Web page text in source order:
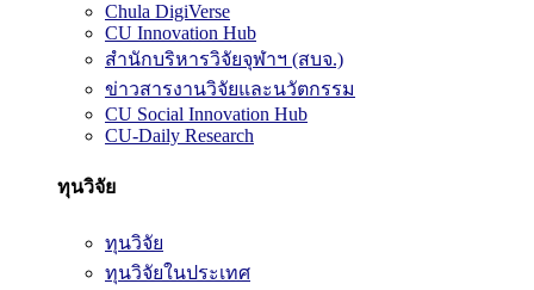
Chula DigiVerse
CU Innovation Hub
สำนักบริหารวิจัยจุฬาฯ (สบจ.)
ข่าวสารงานวิจัยและนวัตกรรม
CU Social Innovation Hub
CU-Daily Research
ทุนวิจัย
ทุนวิจัย
ทุนวิจัยในประเทศ